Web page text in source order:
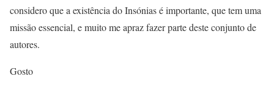
considero que a existência do Insónias é importante, que tem uma
missão essencial, e muito me apraz fazer parte deste conjunto de
autores.
Gosto